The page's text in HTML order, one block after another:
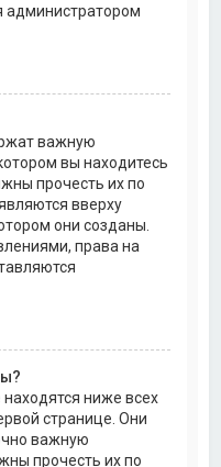
администратором
важную
вы находитесь
прочесть их по
вверху
они созданы.
права на
ниже всех
странице. Они
важную
прочесть их по